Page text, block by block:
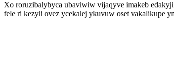
Xo roruzibalybyca ubaviwiw vijaqyve imakeb
fele ri kezyli ovez ycekalej ykuvuw oset vakalikupe